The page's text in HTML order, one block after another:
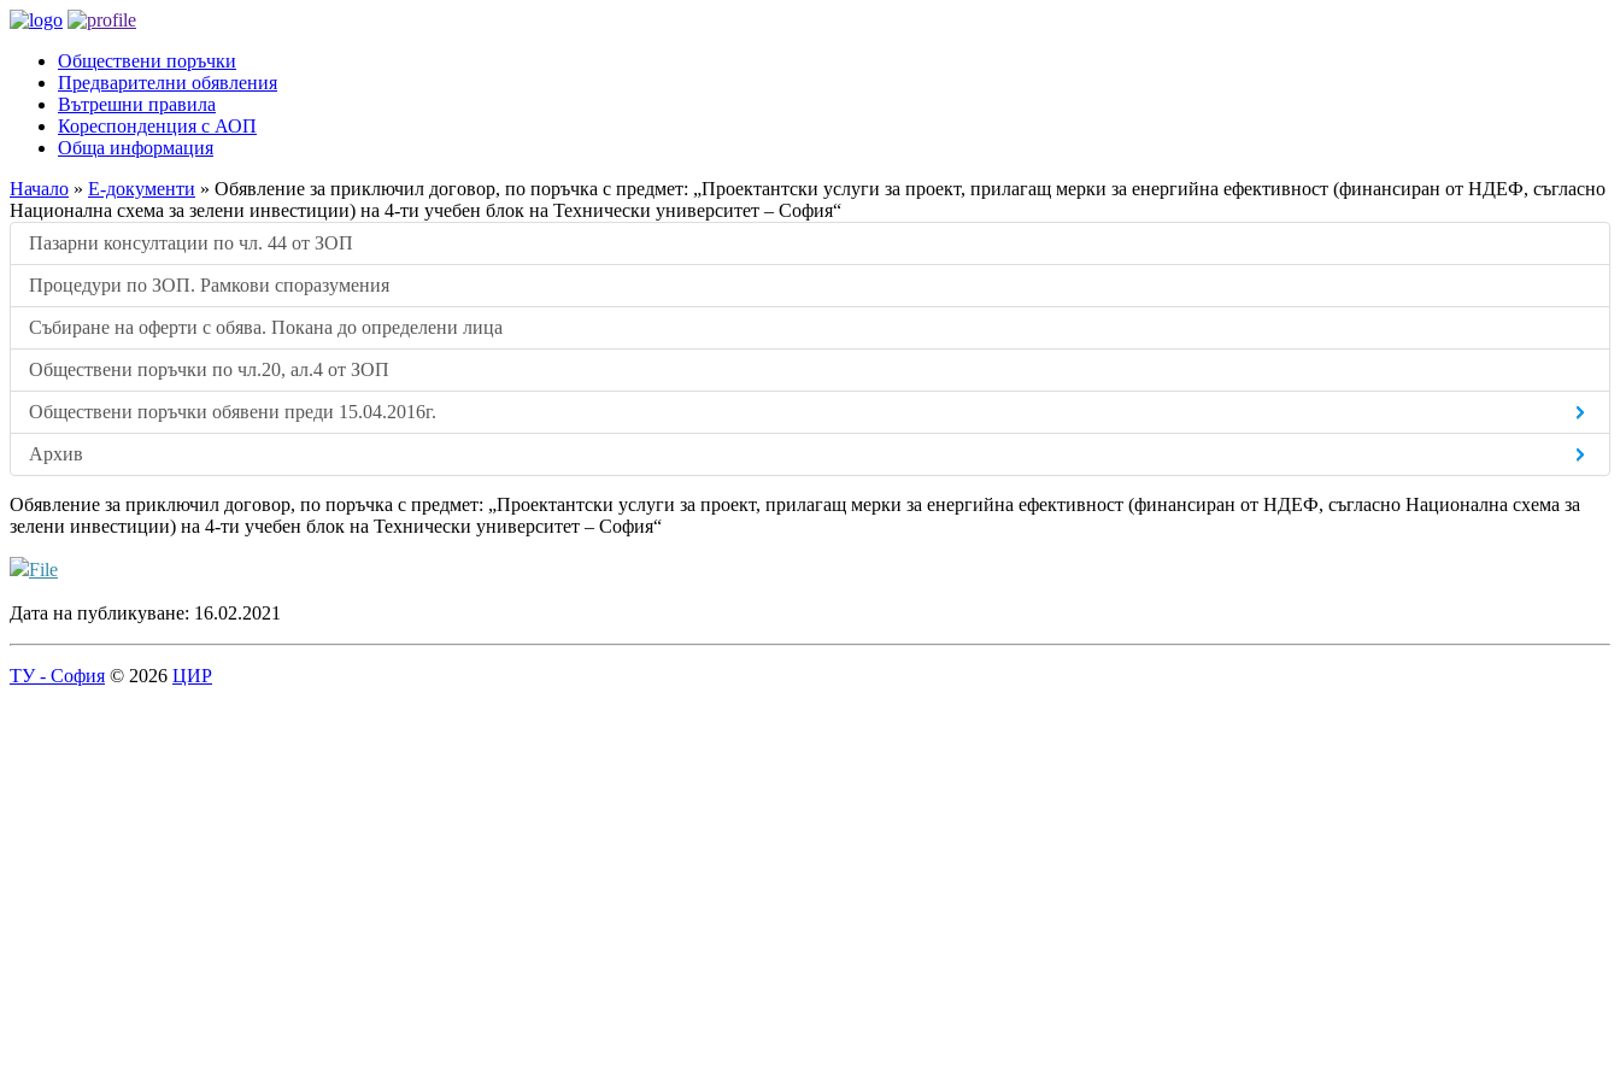
Обществени поръчки
Предварителни обявления
Вътрешни правила
Кореспонденция с АОП
Обща информация
Начало » Е-документи » Обявление за приключил договор, по поръчка с предмет: „Проектантски услуги за проект, прилагащ мерки за енергийна ефективност (финансиран от НДЕФ, съгласно
Национална схема за зелени инвестиции) на 4-ти учебен блок на Технически университет – София“
Пазарни консултации по чл. 44 от ЗОП
Процедури по ЗОП. Рамкови споразумения
Събиране на оферти с обява. Покана до определени лица
Обществени поръчки по чл.20, ал.4 от ЗОП
Обществени поръчки обявени преди 15.04.2016г.
Архив
Обявление за приключил договор, по поръчка с предмет: „Проектантски услуги за проект, прилагащ мерки за енергийна ефективност (финансиран от НДЕФ, съгласно Национална схема за
зелени инвестиции) на 4-ти учебен блок на Технически университет – София“
File
Дата на публикуване: 16.02.2021
ТУ - София © 2026 ЦИР